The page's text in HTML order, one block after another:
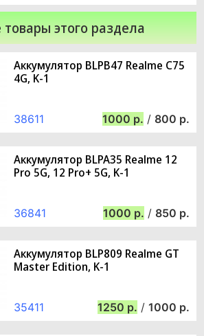
этого раздела
Аккумулятор BLPB47 Realme C75
4G, K-1
38611 1000 / 800
Аккумулятор BLPA35 Realme 12
Pro 5G, 12 Pro+ 5G, K-1
36841 1000 / 850
Аккумулятор BLP809 Realme GT
Master Edition, K-1
35411 1250 / 1000